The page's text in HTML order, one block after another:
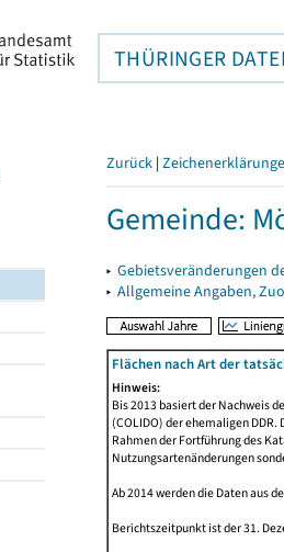
THÜRINGER
Zurück |
Gemeinde:
▸ Gebietsveränderungen
▸ Allgemeine Angaben,
Flächen nach Art der
Hinweis:
Bis 2013 basiert der Nachweis
(COLIDO) der ehemaligen
Rahmen der Fortführung des
Nutzungsartenänderungen
Ab 2014 werden die Daten aus
Berichtszeitpunkt ist der 31.